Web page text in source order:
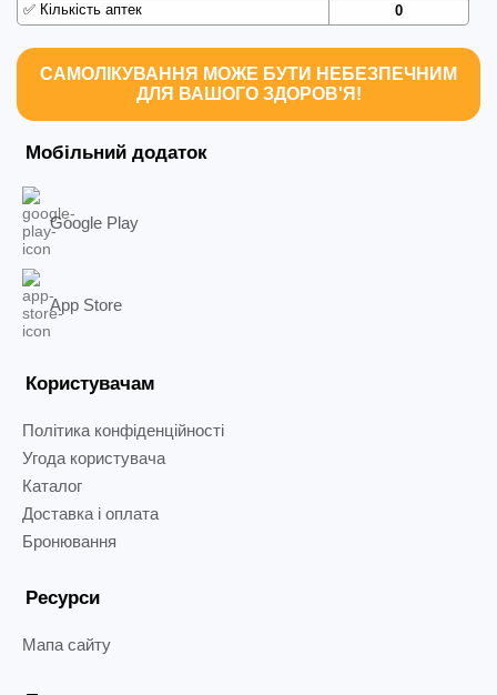
✅ Кількість аптек 0
САМОЛІКУВАННЯ МОЖЕ БУТИ НЕБЕЗПЕЧНИМ
ДЛЯ ВАШОГО ЗДОРОВ'Я!
Мобільний додаток
Google Play
App Store
Користувачам
Політика конфіденційності
Угода користувача
Каталог
Доставка і оплата
Бронювання
Ресурси
Мапа сайту